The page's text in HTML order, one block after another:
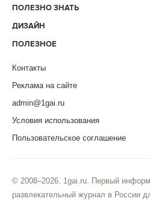
ПОЛЕЗНО ЗНАТЬ
ДИЗАЙН
ПОЛЕЗНОЕ
Контакты
Реклама на сайте
admin@1gai.ru
Условия использования
Пользовательское соглашение
© 2008–2026. 1gai.ru. Первый
развлекательный журнал в России